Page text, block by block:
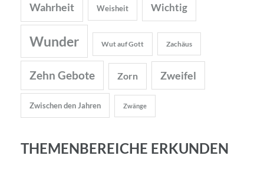
Wahrheit Weisheit Wichtig
Wunder Wut auf Gott Zachäus
Zehn Gebote Zorn Zweifel
Zwischen den Jahren Zwänge
THEMENBEREICHE ERKUNDEN